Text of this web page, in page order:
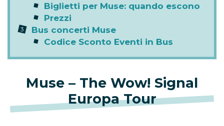
Biglietti per Muse: quando escono
Prezzi
Bus concerti Muse
Codice Sconto Eventi in Bus
Muse – The Wow! Signal
Europa Tour